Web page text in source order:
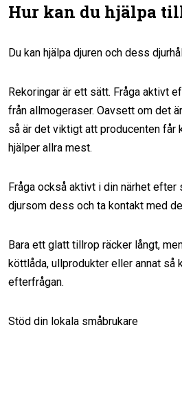
Hur kan du hjälpa
Du kan hjälpa djuren och dess
Rekoringar är ett sätt. Fråga aktivt
från allmogeraser. Oavsett om det
så är det viktigt att producenten får
hjälper allra mest.
Fråga också aktivt i din närhet efter
djursom dess och ta kontakt med
Bara ett glatt tillrop räcker långt,
köttlåda, ullprodukter eller annat så
efterfrågan.
Stöd din lokala småbrukare